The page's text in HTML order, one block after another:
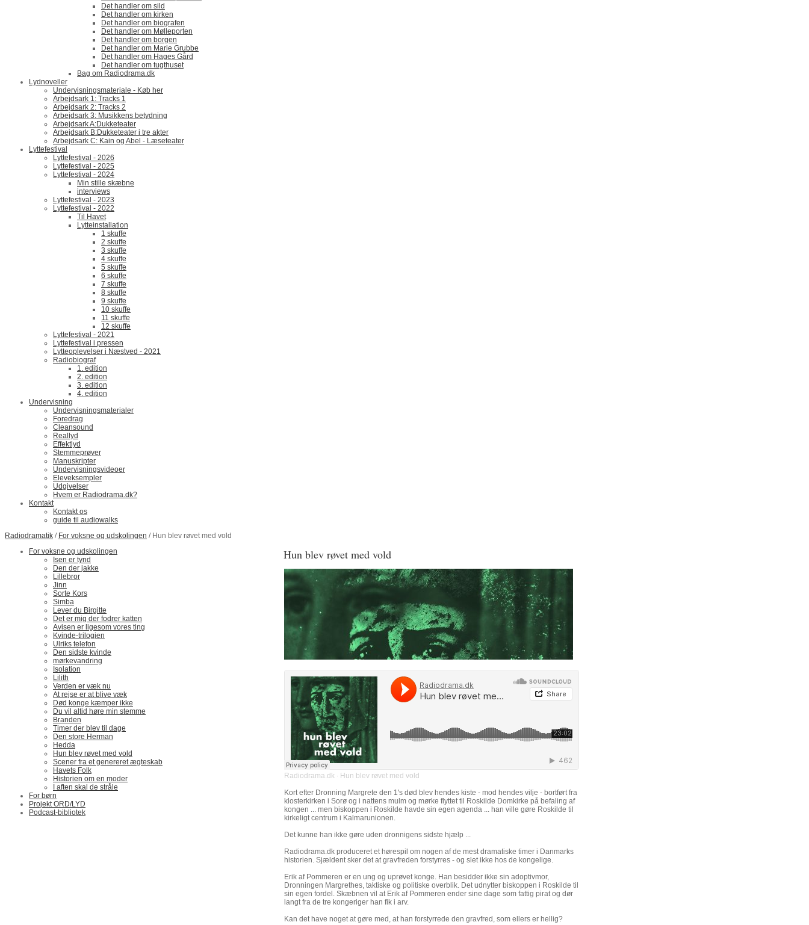
Det handler om sild
Det handler om kirken
Det handler om biografen
Det handler om Mølleporten
Det handler om borgen
Det handler om Marie Grubbe
Det handler om Hages Gård
Det handler om tugthuset
Bag om Radiodrama.dk
Lydnoveller
Undervisningsmateriale - Køb her
Arbejdsark 1: Tracks 1
Arbejdsark 2: Tracks 2
Arbejdsark 3: Musikkens betydning
Arbejdsark A:Dukketeater
Arbejdsark B:Dukketeater i tre akter
Arbejdsark C: Kain og Abel - Læseteater
Lyttefestival
Lyttefestival - 2026
Lyttefestival - 2025
Lyttefestival - 2024
Min stille skæbne
interviews
Lyttefestival - 2023
Lyttefestival - 2022
Til Havet
Lytteinstallation
1 skuffe
2 skuffe
3 skuffe
4 skuffe
5 skuffe
6 skuffe
7 skuffe
8 skuffe
9 skuffe
10 skuffe
11 skuffe
12 skuffe
Lyttefestival - 2021
Lyttefestival i pressen
Lytteoplevelser i Næstved - 2021
Radiobiograf
1. edition
2. edition
3. edition
4. edition
Undervisning
Undervisningsmaterialer
Foredrag
Cleansound
Reallyd
Effektlyd
Stemmeprøver
Manuskripter
Undervisningsvideoer
Eleveksempler
Udgivelser
Hvem er Radiodrama.dk?
Kontakt
Kontakt os
guide til audiowalks
Radiodramatik / For voksne og udskolingen / Hun blev røvet med vold
For voksne og udskolingen
Isen er tynd
Den der jakke
Lillebror
Jinn
Sorte Kors
Simba
Lever du Birgitte
Det er mig der fodrer katten
Avisen er ligesom vores ting
Kvinde-trilogien
Ulriks telefon
Den sidste kvinde
mørkevandring
Isolation
Lilith
Verden er væk nu
At rejse er at blive væk
Død konge kæmper ikke
Du vil altid høre min stemme
Branden
Timer der blev til dage
Den store Herman
Hedda
Hun blev røvet med vold
Scener fra et genereret ægteskab
Havets Folk
Historien om en moder
I aften skal de stråle
For børn
Projekt ORD/LYD
Podcast-bibliotek
Hun blev røvet med vold
Radiodrama.dk · Hun blev røvet med vold
Kort efter Dronning Margrete den 1's død blev hendes kiste - mod hendes vilje - bortført fra
klosterkirken i Sorø og i nattens mulm og mørke flyttet til Roskilde Domkirke på befaling af
kongen ... men biskoppen i Roskilde havde sin egen agenda ... han ville gøre Roskilde til
kirkeligt centrum i Kalmarunionen.
Det kunne han ikke gøre uden dronnigens sidste hjælp ...
Radiodrama.dk produceret et hørespil om nogen af de mest dramatiske timer i Danmarks
historien. Sjældent sker det at gravfreden forstyrres - og slet ikke hos de kongelige.
Erik af Pommeren er en ung og uprøvet konge. Han besidder ikke sin adoptivmor,
Dronningen Margrethes, taktiske og politiske overblik. Det udnytter biskoppen i Roskilde til
sin egen fordel. Skæbnen vil at Erik af Pommeren ender sine dage som fattig pirat og dør
langt fra de tre kongeriger han fik i arv.
Kan det have noget at gøre med, at han forstyrrede den gravfred, som ellers er hellig?